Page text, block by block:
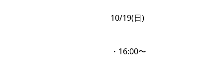
10/19(日)
・16:00〜